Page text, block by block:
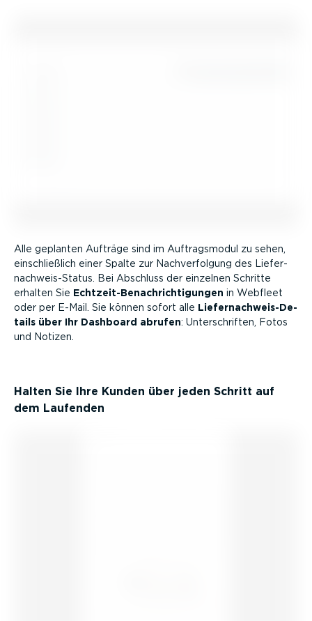
Alle geplanten Aufträge sind im Auftrags­modul zu sehen,
einschließlich einer Spalte zur Nachver­folgung des Liefer­
nach­weis-Status. Bei Abschluss der einzelnen Schritte
erhalten Sie Echtzeit-Be­nach­rich­ti­gungen in Webfleet
oder per E-Mail. Sie können sofort alle Liefer­nach­weis-­De­
tails über Ihr Dashboard abrufen: Unter­schriften, Fotos
und Notizen.
Halten Sie Ihre Kunden über jeden Schritt auf
dem Laufenden